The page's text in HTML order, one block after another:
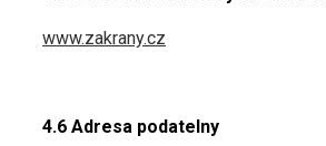
www.zakrany.cz
4.6 Adresa podatelny